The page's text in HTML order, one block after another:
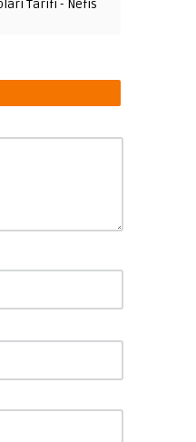
Tarifi - Nefis